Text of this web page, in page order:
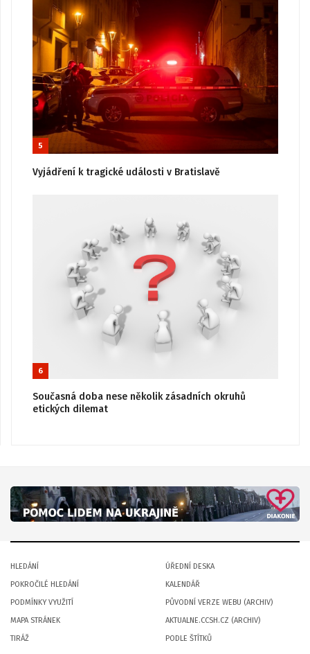
5
Vyjádření k tragické události v Bratislavě
6
Současná doba nese několik zásadních okruhů
etických dilemat
HLEDÁNÍ
POKROČILÉ HLEDÁNÍ
PODMÍNKY VYUŽITÍ
MAPA STRÁNEK
TIRÁŽ
ÚŘEDNÍ DESKA
KALENDÁŘ
PŮVODNÍ VERZE WEBU (ARCHIV)
AKTUALNE.CCSH.CZ (ARCHIV)
PODLE ŠTÍTKŮ